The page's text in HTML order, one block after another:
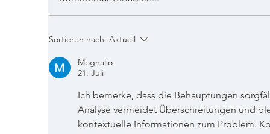
Sortieren nach: Aktuell
Mognalio
21. Juli
Ich bemerke, dass die Behauptungen
Analyse vermeidet Überschreitungen und
kontextuelle Informationen zum Problem.